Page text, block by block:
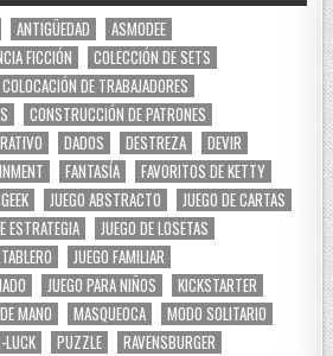
ANTIGÜEDAD
ASMODEE
FICCIÓN
COLECCIÓN DE SETS
COLOCACIÓN DE TRABAJADORES
CONSTRUCCIÓN DE PATRONES
DADOS DESTREZA
DEVIR
FANTASÍA
FAVORITOS DE KETTY
JUEGO ABSTRACTO
JUEGO DE CARTAS
ESTRATEGIA
JUEGO DE LOSETAS
JUEGO FAMILIAR
JUEGO PARA NIÑOS
KICKSTARTER
MANO MASQUEOCA
MODO SOLITARIO
LUCK PUZZLE
RAVENSBURGER